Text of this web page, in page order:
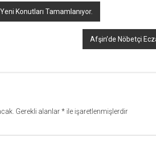
Konutları Tamamlanıyor.
Afşin’de Nöbetçi
Gerekli alanlar* ile işaretlenmişlerdir